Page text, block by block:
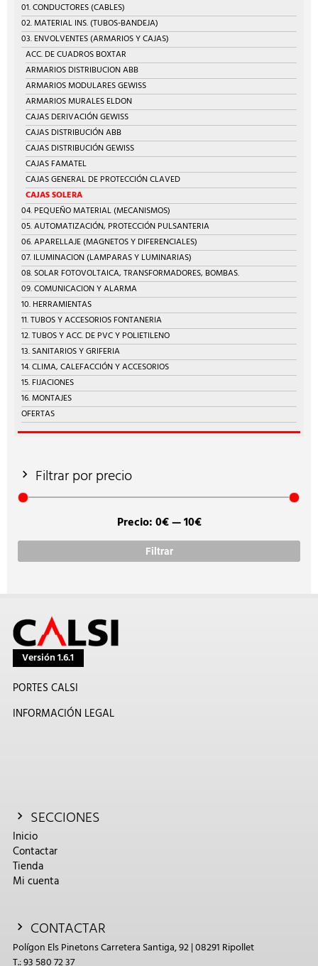
01. CONDUCTORES (CABLES)
02. MATERIAL INS. (TUBOS-BANDEJA)
03. ENVOLVENTES (ARMARIOS Y CAJAS)
ACC. DE CUADROS BOXTAR
ARMARIOS DISTRIBUCION ABB
ARMARIOS MODULARES GEWISS
ARMARIOS MURALES ELDON
CAJAS DERIVACIÓN GEWISS
CAJAS DISTRIBUCIÓN ABB
CAJAS DISTRIBUCIÓN GEWISS
CAJAS FAMATEL
CAJAS GENERAL DE PROTECCIÓN CLAVED
CAJAS SOLERA
04. PEQUEÑO MATERIAL (MECANISMOS)
05. AUTOMATIZACIÓN, PROTECCIÓN PULSANTERIA
06. APARELLAJE (MAGNETOS Y DIFERENCIALES)
07. ILUMINACION (LAMPARAS Y LUMINARIAS)
08. SOLAR FOTOVOLTAICA, TRANSFORMADORES, BOMBAS.
09. COMUNICACION Y ALARMA
10. HERRAMIENTAS
11. TUBOS Y ACCESORIOS FONTANERIA
12. TUBOS Y ACC. DE PVC Y POLIETILENO
13. SANITARIOS Y GRIFERIA
14. CLIMA, CALEFACCIÓN Y ACCESORIOS
15. FIJACIONES
16. MONTAJES
OFERTAS
Filtrar por precio
Filtrar
Precio:0€—10€
Versión 1.6.1
PORTES CALSI
INFORMACIÓN LEGAL
SECCIONES
Inicio
Contactar
Tienda
Mi cuenta
CONTACTAR
Polígon Els Pinetons Carretera Santiga, 92 | 08291 Ripollet
T.: 93 580 72 37